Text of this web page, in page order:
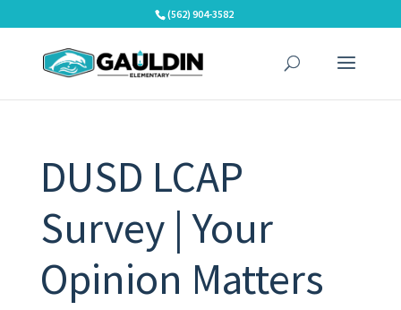
to
(562) 904-3582
DUSD LCAP
Survey | Your
Opinion Matters